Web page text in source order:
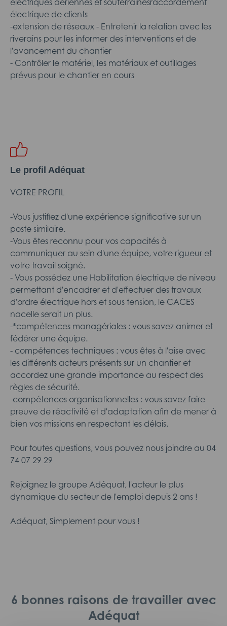
électriques aériennes et souterrainesraccordement
électrique de clients
-extension de réseaux - Entretenir la relation avec les
riverains pour les informer des interventions et de
l'avancement du chantier
- Contrôler le matériel, les matériaux et outillages
prévus pour le chantier en cours
Le profil Adéquat
VOTRE PROFIL
-Vous justifiez d'une expérience significative sur un
poste similaire.
-Vous êtes reconnu pour vos capacités à
communiquer au sein d'une équipe, votre rigueur et
votre travail soigné.
- Vous possédez une Habilitation électrique de niveau
permettant d'encadrer et d'effectuer des travaux
d'ordre électrique hors et sous tension, le CACES
nacelle serait un plus.
-*compétences managériales : vous savez animer et
fédérer une équipe.
- compétences techniques : vous êtes à l'aise avec
les différents acteurs présents sur un chantier et
accordez une grande importance au respect des
règles de sécurité.
-compétences organisationnelles : vous savez faire
preuve de réactivité et d'adaptation afin de mener à
bien vos missions en respectant les délais.
Pour toutes questions, vous pouvez nous joindre au 04
74 07 29 29
Rejoignez le groupe Adéquat, l'acteur le plus
dynamique du secteur de l'emploi depuis 2 ans !
Adéquat, Simplement pour vous !
6 bonnes raisons de travailler avec
Adéquat